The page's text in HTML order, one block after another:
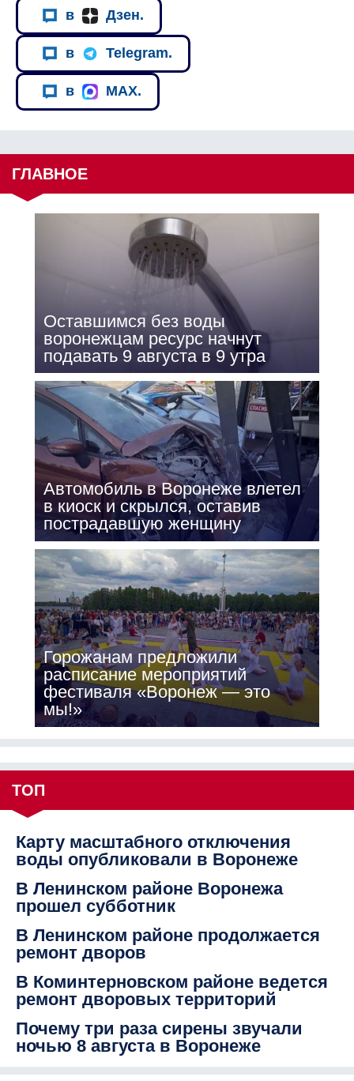
в Дзен.
в Telegram.
в MAX.
ГЛАВНОЕ
Оставшимся без воды
воронежцам ресурс начнут
подавать 9 августа в 9 утра
Автомобиль в Воронеже влетел
в киоск и скрылся, оставив
пострадавшую женщину
Горожанам предложили
расписание мероприятий
фестиваля «Воронеж — это
мы!»
ТОП
Карту масштабного отключения
воды опубликовали в Воронеже
В Ленинском районе Воронежа
прошел субботник
В Ленинском районе продолжается
ремонт дворов
В Коминтерновском районе ведется
ремонт дворовых территорий
Почему три раза сирены звучали
ночью 8 августа в Воронеже